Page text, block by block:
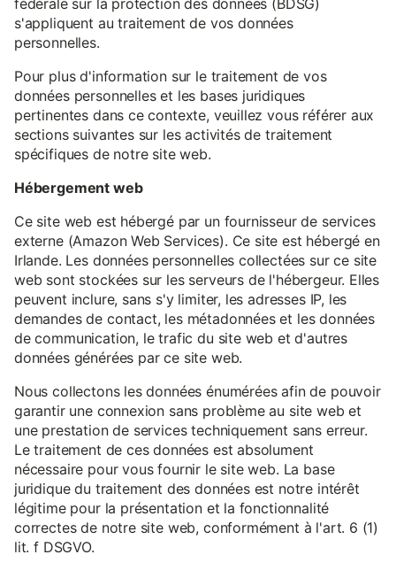
s'appliquent au traitement de vos données
personnelles.
Pour plus d'information sur le traitement de vos
données personnelles et les bases juridiques
pertinentes dans ce contexte, veuillez vous référer aux
sections suivantes sur les activités de traitement
spécifiques de notre site web.
Hébergement web
Ce site web est hébergé par un fournisseur de services
externe (Amazon Web Services). Ce site est hébergé en
Irlande. Les données personnelles collectées sur ce site
web sont stockées sur les serveurs de l'hébergeur. Elles
peuvent inclure, sans s'y limiter, les adresses IP, les
demandes de contact, les métadonnées et les données
de communication, le trafic du site web et d'autres
données générées par ce site web.
Nous collectons les données énumérées afin de pouvoir
garantir une connexion sans problème au site web et
une prestation de services techniquement sans erreur.
Le traitement de ces données est absolument
nécessaire pour vous fournir le site web. La base
juridique du traitement des données est notre intérêt
légitime pour la présentation et la fonctionnalité
correctes de notre site web, conformément à l'art. 6 (1)
lit. f DSGVO.